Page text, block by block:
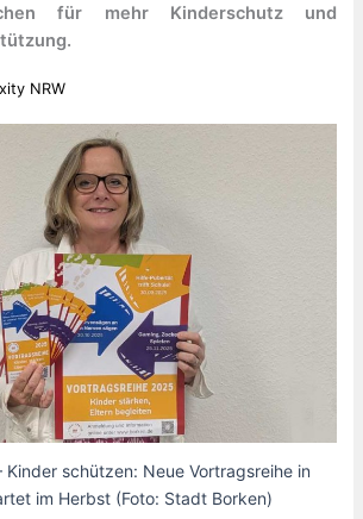
für mehr Kinderschutz und
xity NRW
Kinder schützen: Neue Vortragsreihe in
im Herbst (Foto: Stadt Borken)